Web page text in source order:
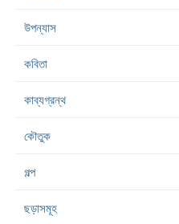
উপন্যাস
কবিতা
কাব্যগ্রন্থ
কৌতুক
গল্প
ছড়াসমূহ